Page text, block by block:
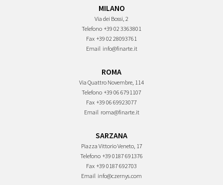
MILANO
Via dei Bossi, 2
Telefono +39 02 3363801
Fax +39 02 28093761
Email info@finarte.it
ROMA
Via Quattro Novembre, 114
Telefono +39 06 6791107
Fax +39 06 69923077
Email roma@finarte.it
SARZANA
Piazza Vittorio Veneto, 17
Telefono +39 0187 691376
Fax +39 0187 692703
Email info@czernys.com